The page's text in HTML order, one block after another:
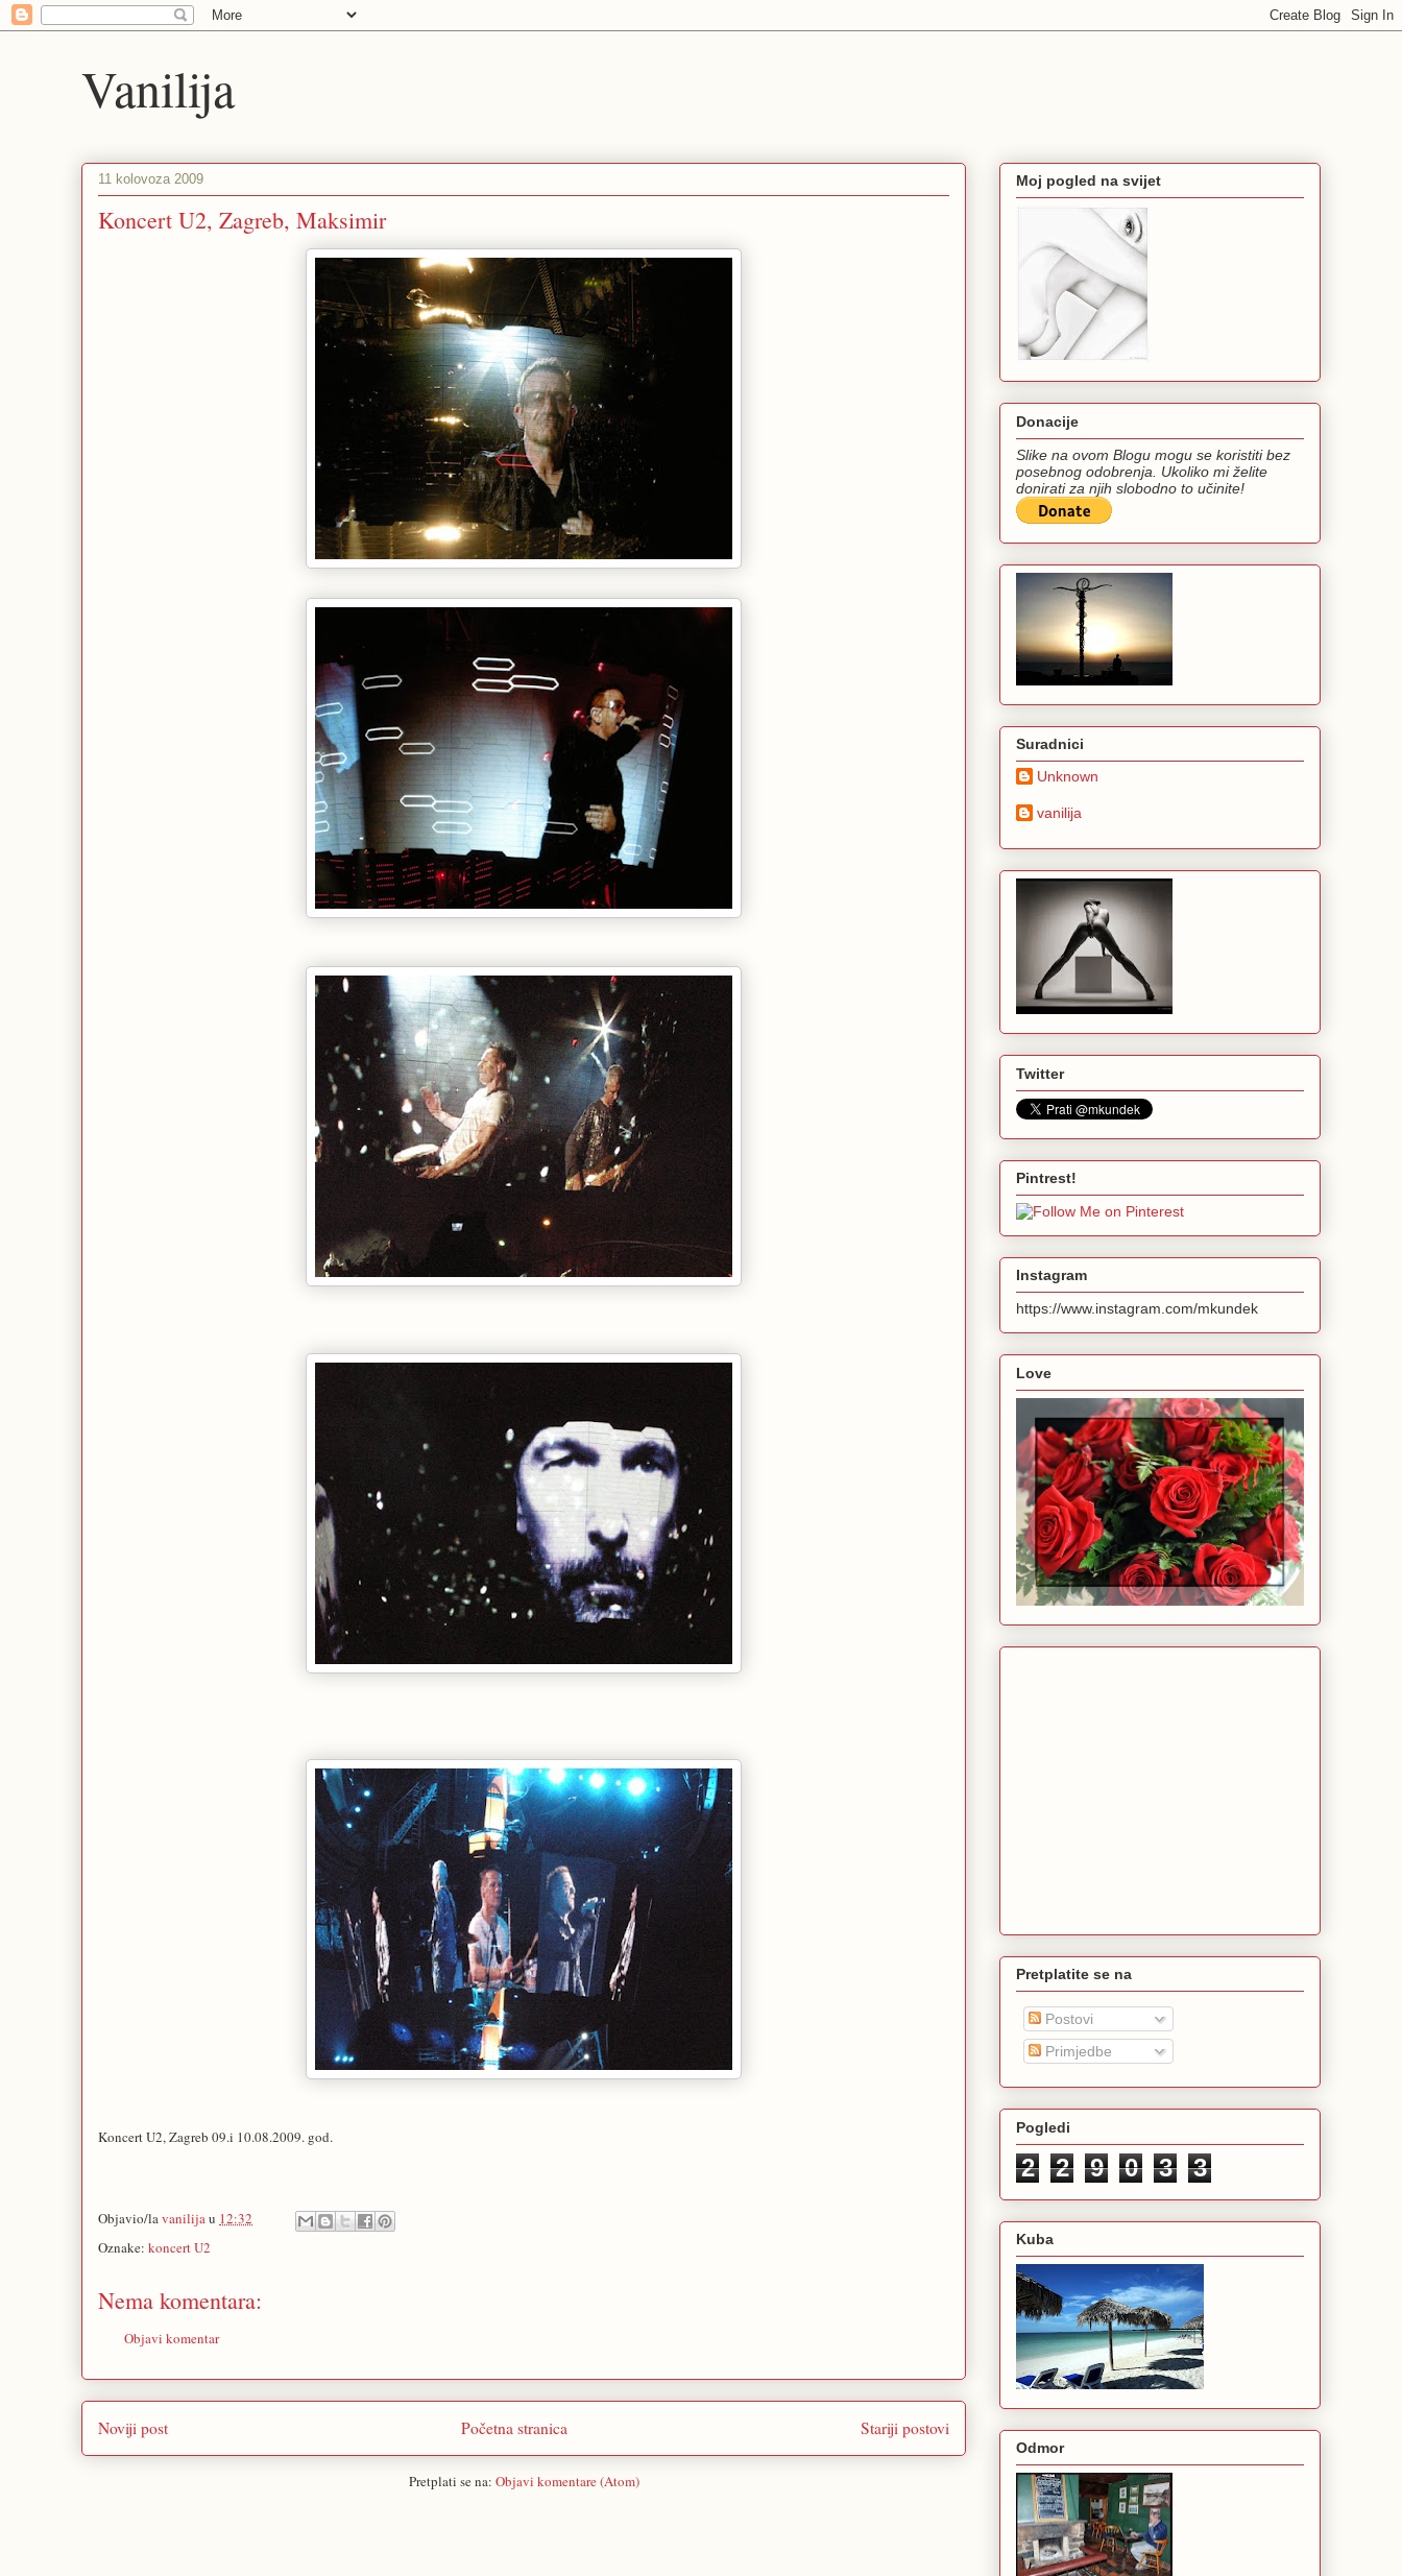
Vanilija
11 kolovoza 2009
Koncert U2, Zagreb, Maksimir
Koncert U2, Zagreb 09.i 10.08.2009. god.
Objavio/lavanilijau 12:32
Oznake: koncert U2
Nema komentara:
Objavi komentar
Noviji post Stariji postovi
Početna stranica
Pretplati se na: Objavi komentare (Atom)
Moj pogled na svijet
Donacije
Slike na ovom Blogu mogu se koristiti bez
posebnog odobrenja. Ukoliko mi želite
donirati za njih slobodno to učinite!
Suradnici
Unknown
vanilija
Twitter
Pintrest!
Instagram
https://www.instagram.com/mkundek
Love
Pretplatite se na
Postovi
Primjedbe
Pogledi
2 2 9 0 3 3
Kuba
Odmor